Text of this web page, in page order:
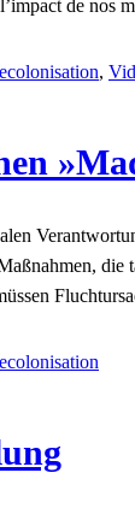
de nos
,
die